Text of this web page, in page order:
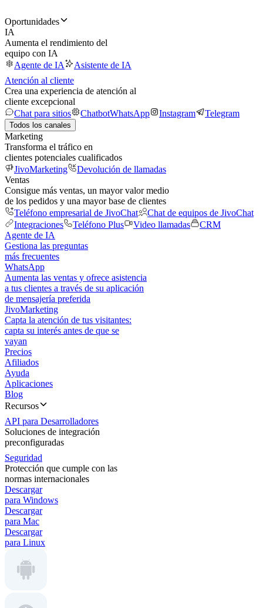
Oportunidades
IA
Aumenta el rendimiento del
equipo con IA
Agente de IA
Asistente de IA
Atención al cliente
Crea una experiencia de atención al
cliente excepcional
Chat para sitios
ChatbotWhatsApp Instagram Telegram
Todos los canales
Marketing
Transforma el tráfico en
clientes potenciales cualificados
JivoMarketing
Devolución de llamadas
Ventas
Consigue más ventas, un mayor valor medio
de los pedidos y una mayor base de clientes
Teléfono empresarial de JivoChat
Chat de equipos de JivoChat
Integraciones
Teléfono Plus Video llamadas
CRM
Agente de IA
Gestiona las preguntas
más frecuentes
WhatsApp
Aumenta las ventas y ofrece asistencia
a tus clientes a través de su aplicación
de mensajería preferida
JivoMarketing
Capta la atención de tus visitantes:
capta su interés antes de que se
vayan
Precios
Afiliados
Ayuda
Aplicaciones
Blog
Recursos
API para Desarrolladores
Soluciones de integración
preconfiguradas
Seguridad
Protección que cumple con las
normas internacionales
Descargar
para Windows
Descargar
para Mac
Descargar
para Linux